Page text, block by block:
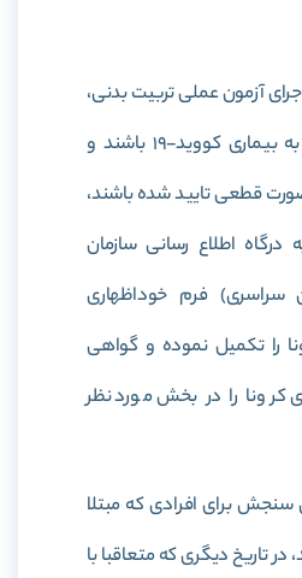
آزمون عملی تربیت بدنی،
دارای نشانه های ابتلا به بیماری کووید-۱۹ باشند و
قطعی تایید شده باشند،
درگاه اطلاع رسانی سازمان
فرم خوداظهاری
را تکمیل نموده و گواهی
کرونا را در بخش مورد نظر
برای افرادی که مبتلا
در تاریخ دیگری که متعاقبا با